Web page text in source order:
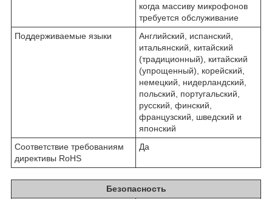
когда массиву микрофонов
требуется обслуживание
Поддерживаемые языки
Английский, испанский,
итальянский, китайский
(традиционный), китайский
(упрощенный), корейский,
немецкий, нидерландский,
польский, португальский,
русский, финский,
французский, шведский и
японский
Соответствие требованиям
директивы RoHS
Да
Безопасность